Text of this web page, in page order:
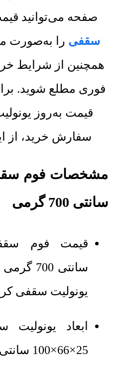
صفحه می‌توانید
سقفی را به‌صورت
همچنین از شرایط
فوری مطلع شوید.
قیمت به‌روز
سفارش خرید، از
سانتی 700 گرمی
سانتی
یونولیت سقفی
ابعاد
25×66×100 سانتی‌متر